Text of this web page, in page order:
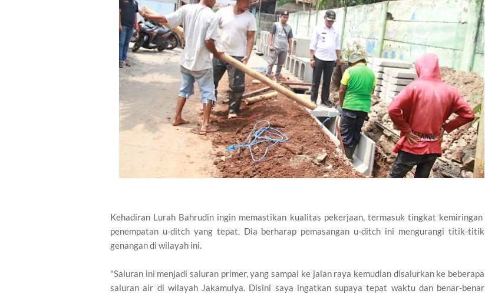
Kehadiran Lurah Bahrudin ingin memastikan kualitas pekerjaan, termasuk tingkat kemiringan
penempatan u-ditch yang tepat. Dia berharap pemasangan u-ditch ini mengurangi titik-titik
genangan di wilayah ini.
"Saluran ini menjadi saluran primer, yang sampai ke jalan raya kemudian disalurkan ke beberapa
saluran air di wilayah Jakamulya. Disini saya ingatkan supaya tepat waktu dan benar-benar